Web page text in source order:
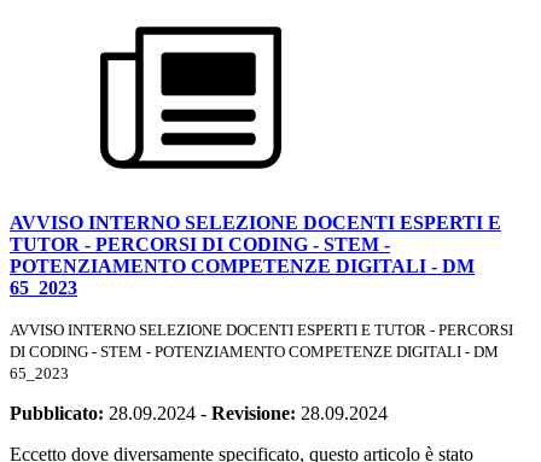
AVVISO INTERNO SELEZIONE DOCENTI ESPERTI E
TUTOR - PERCORSI DI CODING - STEM -
POTENZIAMENTO COMPETENZE DIGITALI - DM
65_2023
AVVISO INTERNO SELEZIONE DOCENTI ESPERTI E TUTOR - PERCORSI
DI CODING - STEM - POTENZIAMENTO COMPETENZE DIGITALI - DM
65_2023
Pubblicato: 28.09.2024 - Revisione: 28.09.2024
Eccetto dove diversamente specificato, questo articolo è stato